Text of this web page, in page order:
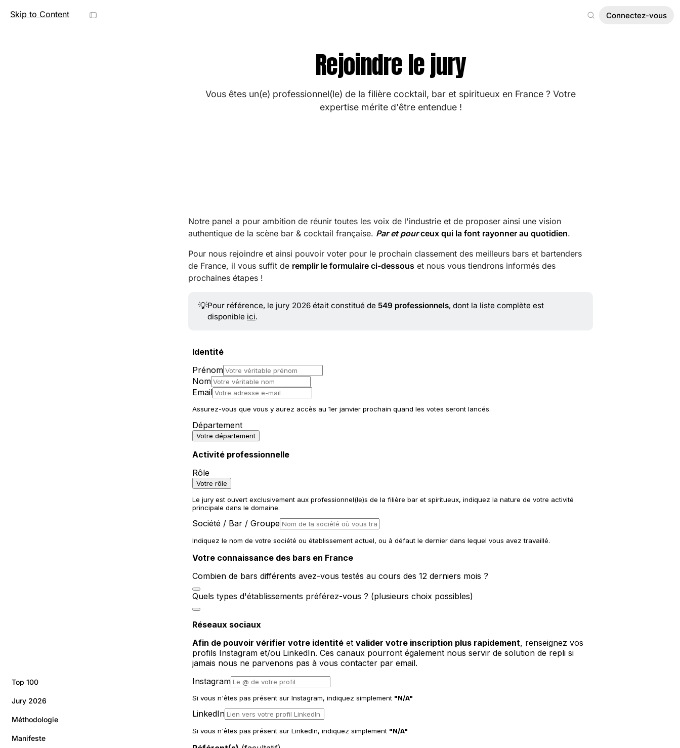
Skip to Content
French Bar Awards Connectez-vous
Top 100
Jury 2026
Méthodologie
Manifeste
Rejoindre le jury
Vous êtes un(e) professionnel(le) de la filière cocktail, bar et spiritueux en France ? Votre
expertise mérite d'être entendue !
Notre panel a pour ambition de réunir toutes les voix de l'industrie et de proposer ainsi une vision
authentique de la scène bar & cocktail française. Par et pourceux qui la font rayonner au quotidien.
Pour nous rejoindre et ainsi pouvoir voter pour le prochain classement des meilleurs bars et bartenders
de France, il vous suffit de remplir le formulaire ci-dessous et nous vous tiendrons informés des
prochaines étapes !
💡Pour référence, le jury 2026 était constitué de 549 professionnels, dont la liste complète est
disponible ici.